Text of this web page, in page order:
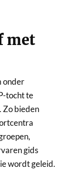
met
onder
tocht te
Zo bieden
gids
wordt geleid.